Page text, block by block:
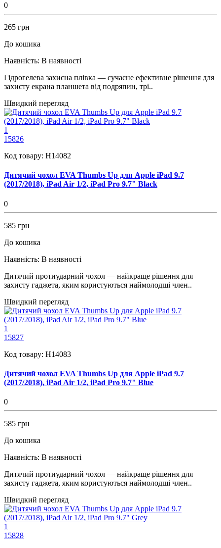
0
265 грн
До кошика
Наявність: В наявності
Гідрогелева захисна плівка — сучасне ефективне рішення для
захисту екрана планшета від подряпин, трі..
Швидкий перегляд
1
15826
Код товару: H14082
Дитячий чохол EVA Thumbs Up для Apple iPad 9.7
(2017/2018), iPad Air 1/2, iPad Pro 9.7" Black
0
585 грн
До кошика
Наявність: В наявності
Дитячий протиударний чохол — найкраще рішення для
захисту гаджета, яким користуються наймолодші член..
Швидкий перегляд
1
15827
Код товару: H14083
Дитячий чохол EVA Thumbs Up для Apple iPad 9.7
(2017/2018), iPad Air 1/2, iPad Pro 9.7" Blue
0
585 грн
До кошика
Наявність: В наявності
Дитячий протиударний чохол — найкраще рішення для
захисту гаджета, яким користуються наймолодші член..
Швидкий перегляд
1
15828